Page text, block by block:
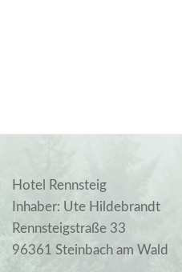
Hotel Rennsteig
Inhaber: Ute Hildebrandt
Rennsteigstraße 33
96361 Steinbach am Wald